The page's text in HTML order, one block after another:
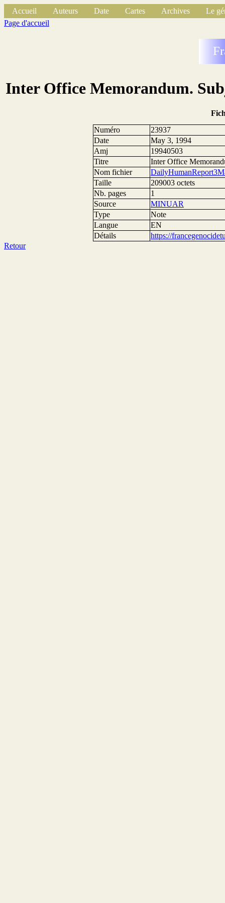
Accueil Auteurs Date Cartes Archives
Le
Page d'accueil
Inter Office Memorandum.
Numéro
23937
Date
May 3, 1994
Amj
19940503
Titre
Inter Office
Nom fichier
Taille
209003 octets
Nb. pages
1
Source
MINUAR
Type
Note
Langue
EN
Détails
https://
Retour